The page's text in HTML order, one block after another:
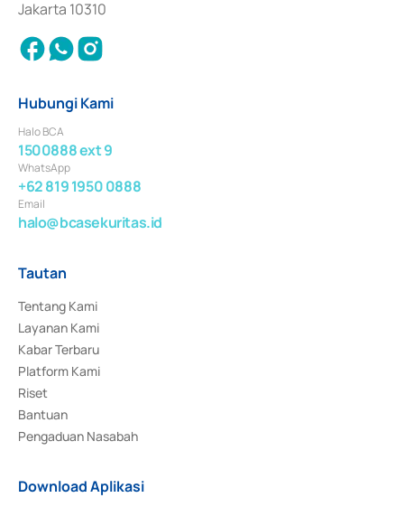
Jakarta 10310
Hubungi Kami
Halo BCA
1500888 ext 9
WhatsApp
+62 819 1950 0888
Email
halo@bcasekuritas.id
Tautan
Tentang Kami
Layanan Kami
Kabar Terbaru
Platform Kami
Riset
Bantuan
Pengaduan Nasabah
Download Aplikasi